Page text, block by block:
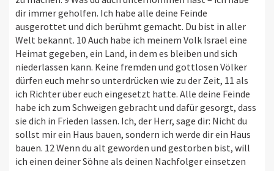
dir immer geholfen. Ich habe alle deine Feinde
ausgerottet und dich berühmt gemacht. Du bist in aller
Welt bekannt. 10 Auch habe ich meinem Volk Israel eine
Heimat gegeben, ein Land, in dem es bleiben und sich
niederlassen kann. Keine fremden und gottlosen Völker
dürfen euch mehr so unterdrücken wie zu der Zeit, 11 als
ich Richter über euch eingesetzt hatte. Alle deine Feinde
habe ich zum Schweigen gebracht und dafür gesorgt, dass
sie dich in Frieden lassen. Ich, der Herr, sage dir: Nicht du
sollst mir ein Haus bauen, sondern ich werde dir ein Haus
bauen. 12 Wenn du alt geworden und gestorben bist, will
ich einen deiner Söhne als deinen Nachfolger einsetzen